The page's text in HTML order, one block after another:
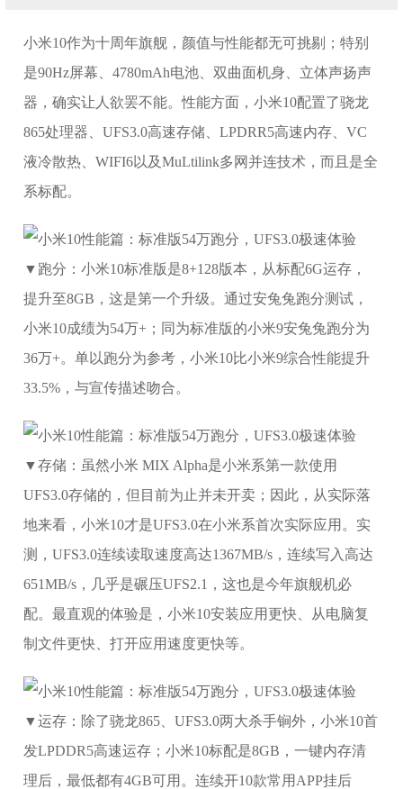
小米10作为十周年旗舰，颜值与性能都无可挑剔；特别
是90Hz屏幕、4780mAh电池、双曲面机身、立体声扬声
器，确实让人欲罢不能。性能方面，小米10配置了骁龙
865处理器、UFS3.0高速存储、LPDRR5高速内存、VC
液冷散热、WIFI6以及MuLtilink多网并连技术，而且是全
系标配。
▼跑分：小米10标准版是8+128版本，从标配6G运存，
提升至8GB，这是第一个升级。通过安兔兔跑分测试，
小米10成绩为54万+；同为标准版的小米9安兔兔跑分为
36万+。单以跑分为参考，小米10比小米9综合性能提升
33.5%，与宣传描述吻合。
▼存储：虽然小米 MIX Alpha是小米系第一款使用
UFS3.0存储的，但目前为止并未开卖；因此，从实际落
地来看，小米10才是UFS3.0在小米系首次实际应用。实
测，UFS3.0连续读取速度高达1367MB/s，连续写入高达
651MB/s，几乎是碾压UFS2.1，这也是今年旗舰机必
配。最直观的体验是，小米10安装应用更快、从电脑复
制文件更快、打开应用速度更快等。
▼运存：除了骁龙865、UFS3.0两大杀手锏外，小米10首
发LPDDR5高速运存；小米10标配是8GB，一键内存清
理后，最低都有4GB可用。连续开10款常用APP挂后